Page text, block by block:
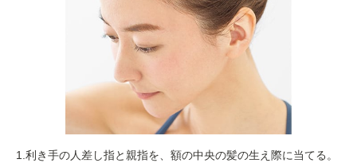
1.利き手の人差し指と親指を、額の中央の髪の生え際に当てる。